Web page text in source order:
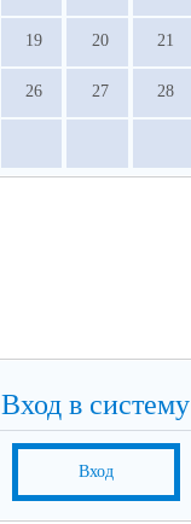
19 20 21
26 27 28
Вход в систему
Вход